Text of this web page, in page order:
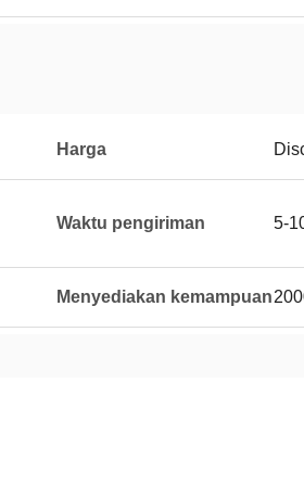
Harga
Waktu pengiriman 5-
Menyediakan kemampuan